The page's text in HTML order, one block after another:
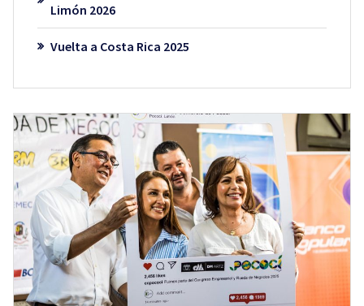
Limón 2026
Vuelta a Costa Rica 2025